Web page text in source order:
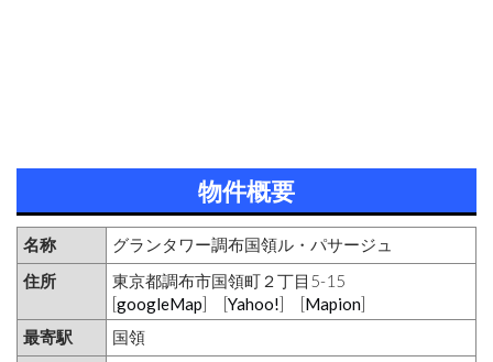
物件概要
名称
グランタワー調布国領ル・パサージュ
住所
東京都調布市国領町２丁目5-15
[googleMap] [Yahoo!] [Mapion]
最寄駅
国領